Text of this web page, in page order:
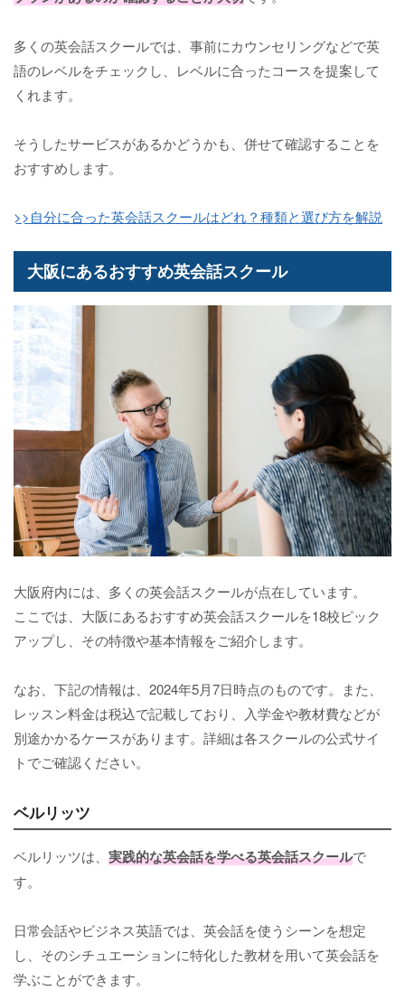
多くの英会話スクールでは、事前にカウンセリングなどで英
語のレベルをチェックし、レベルに合ったコースを提案して
くれます。
そうしたサービスがあるかどうかも、併せて確認することを
おすすめします。
>>自分に合った英会話スクールはどれ？種類と選び方を解説
大阪にあるおすすめ英会話スクール
大阪府内には、多くの英会話スクールが点在しています。
ここでは、大阪にあるおすすめ英会話スクールを18校ピック
アップし、その特徴や基本情報をご紹介します。
なお、下記の情報は、2024年5月7日時点のものです。また、
レッスン料金は税込で記載しており、入学金や教材費などが
別途かかるケースがあります。詳細は各スクールの公式サイ
トでご確認ください。
ベルリッツ
ベルリッツは、 実践的な英会話を学べる英会話スクールで
す。
日常会話やビジネス英語では、英会話を使うシーンを想定
し、そのシチュエーションに特化した教材を用いて英会話を
学ぶことができます。